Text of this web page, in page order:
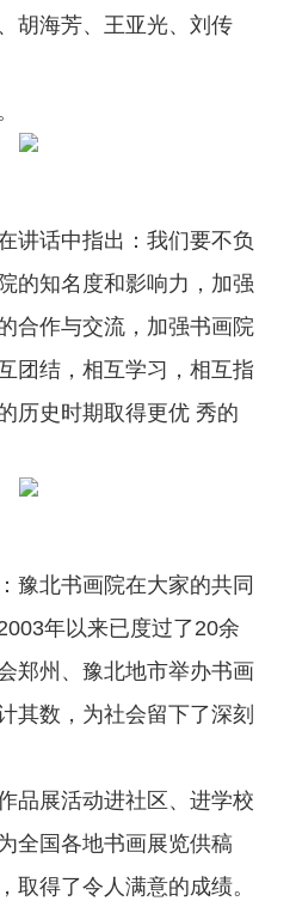
胡海芳、王亚光、刘传
讲话中指出：我们要不负
的知名度和影响力，加强
合作与交流，加强书画院
团结，相互学习，相互指
历史时期取得更优 秀的
豫北书画院在大家的共同
年以来已度过了20余
郑州、豫北地市举办书画
其数，为社会留下了深刻
展活动进社区、进学校
全国各地书画展览供稿
取得了令人满意的成绩。